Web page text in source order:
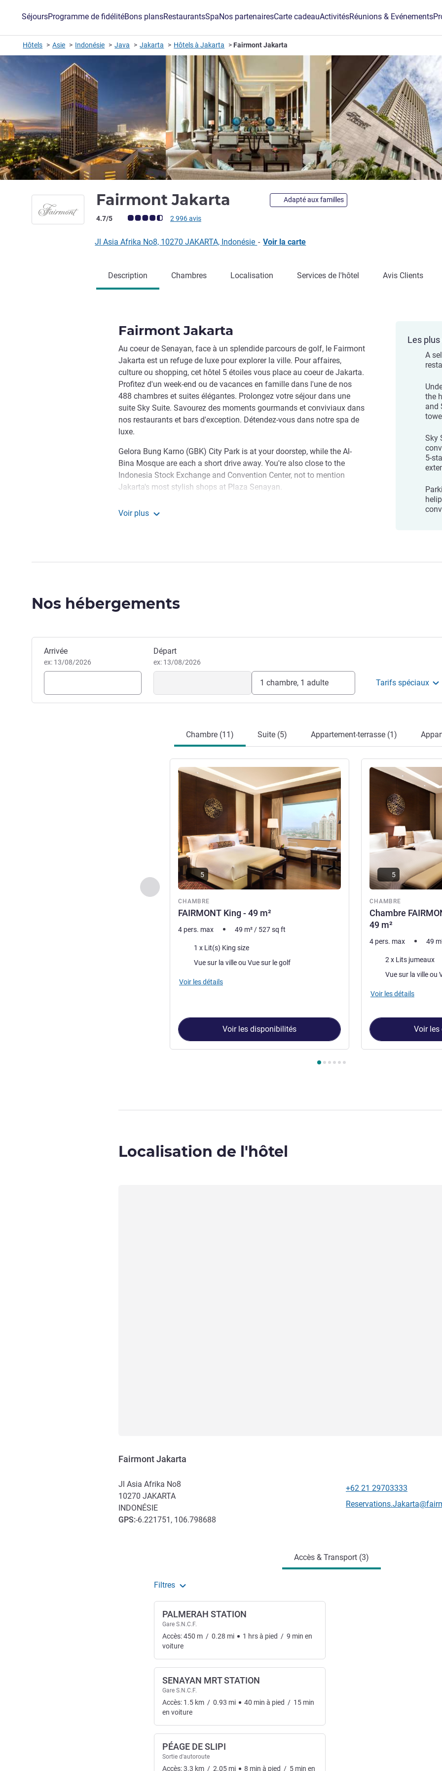
SéjoursProgramme de fidélitéBons plansRestaurantsSpaNos partenairesCarte cadeauActivitésRéunions & Evénements
Hôtels Asie Indonésie Java Jakarta Hôtels à Jakarta Fairmont Jakarta
Fairmont Jakarta 5 étoilesAdapté aux familles
Note Avis clients (Note ALL)
4.7/5 2 996 avis
Jl Asia Afrika No8, 10270 JAKARTA, Indonésie - Voir la carte
Description Chambres Localisation Services de l'hôtel Avis Clients
Fairmont Jakarta
Au coeur de Senayan, face à un splendide parcours de golf, le Fairmont
Jakarta est un refuge de luxe pour explorer la ville. Pour affaires,
culture ou shopping, cet hôtel 5 étoiles vous place au coeur de Jakarta.
Profitez d'un week-end ou de vacances en famille dans l'une de nos
488 chambres et suites élégantes. Prolongez votre séjour dans une
suite Sky Suite. Savourez des moments gourmands et conviviaux dans
nos restaurants et bars d'exception. Détendez-vous dans notre spa de
luxe.
Gelora Bung Karno (GBK) City Park is at your doorstep, while the Al-
Bina Mosque are each a short drive away. You're also close to the
Indonesia Stock Exchange and Convention Center, not to mention
Jakarta's most stylish shops at Plaza Senayan.
Voir plus
Les plus
A
the
and
Sky
5-
Nos hébergements
Réserver cet hôtel
Arrivée
ex: 13/08/2026
Départ
ex: 13/08/2026
1 chambre, 1 adulte Tarifs spéciaux
Chambre (11) Suite (5) Appartement-terrasse (1)
Précédent - Chambre
CHAMBRE
FAIRMONT King - 49 m²
Voir les détails
5
4 pers. max 49 m² / 527sq ft
Literie1 x Lit(s) King size
Vues :
Vue sur la ville ou Vue sur le golf
Voir les détails
Voir les disponibilités
CHAMBRE
Chambre
49 m²
Voir les détails
5
4 pers. max 49
Literie2 x Lits jumeaux
Vues :
Voir les détails
Voir
Localisation de l'hôtel
Fairmont Jakarta
Jl Asia Afrika No8
10270 JAKARTA
INDONÉSIE
GPS:-6.221751, 106.798688
Téléphone
+62 21 29703333
Email de contact
Accès & Transport (3)
Filtres
PALMERAH STATION
Gare S.N.C.F.
Accès:450 m / 0.28 mi 1 hrsà pied / 9 min en
voiture
SENAYAN MRT STATION
Gare S.N.C.F.
Accès: 1.5 km / 0.93 mi 40 min à pied / 15 min
en voiture
PÉAGE DE SLIPI
Sortie d'autoroute
Accès:3.3 km / 2.05 mi 8 min à pied / 5 min en